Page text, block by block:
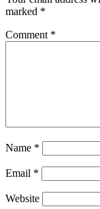
marked *
Comment *
Name *
Email *
Website